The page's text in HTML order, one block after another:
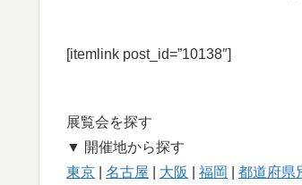
[itemlink post_id=”10138″]
展覧会を探す
▼ 開催地から探す
東京
名古屋 大阪 福岡 都道府県